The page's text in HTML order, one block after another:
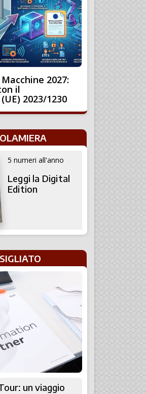
2027:
il
2023/1230
5 numeri all'anno
Leggi la Digital
Edition
un viaggio